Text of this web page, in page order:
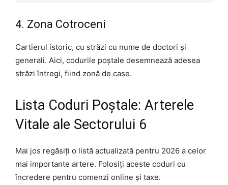
4. Zona Cotroceni
Cartierul istoric, cu străzi cu nume de doctori și
generali. Aici, codurile poștale desemnează adesea
străzi întregi, fiind zonă de case.
Lista Coduri Poștale: Arterele
Vitale ale Sectorului 6
Mai jos regăsiți o listă actualizată pentru 2026 a celor
mai importante artere. Folosiți aceste coduri cu
încredere pentru comenzi online și taxe.